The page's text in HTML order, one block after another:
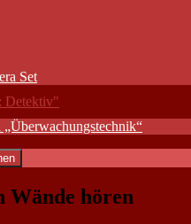
Set
Detektiv"
hören